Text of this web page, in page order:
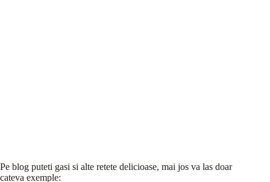
Pe blog puteti gasi si alte retete delicioase, mai jos va las doar
cateva exemple: